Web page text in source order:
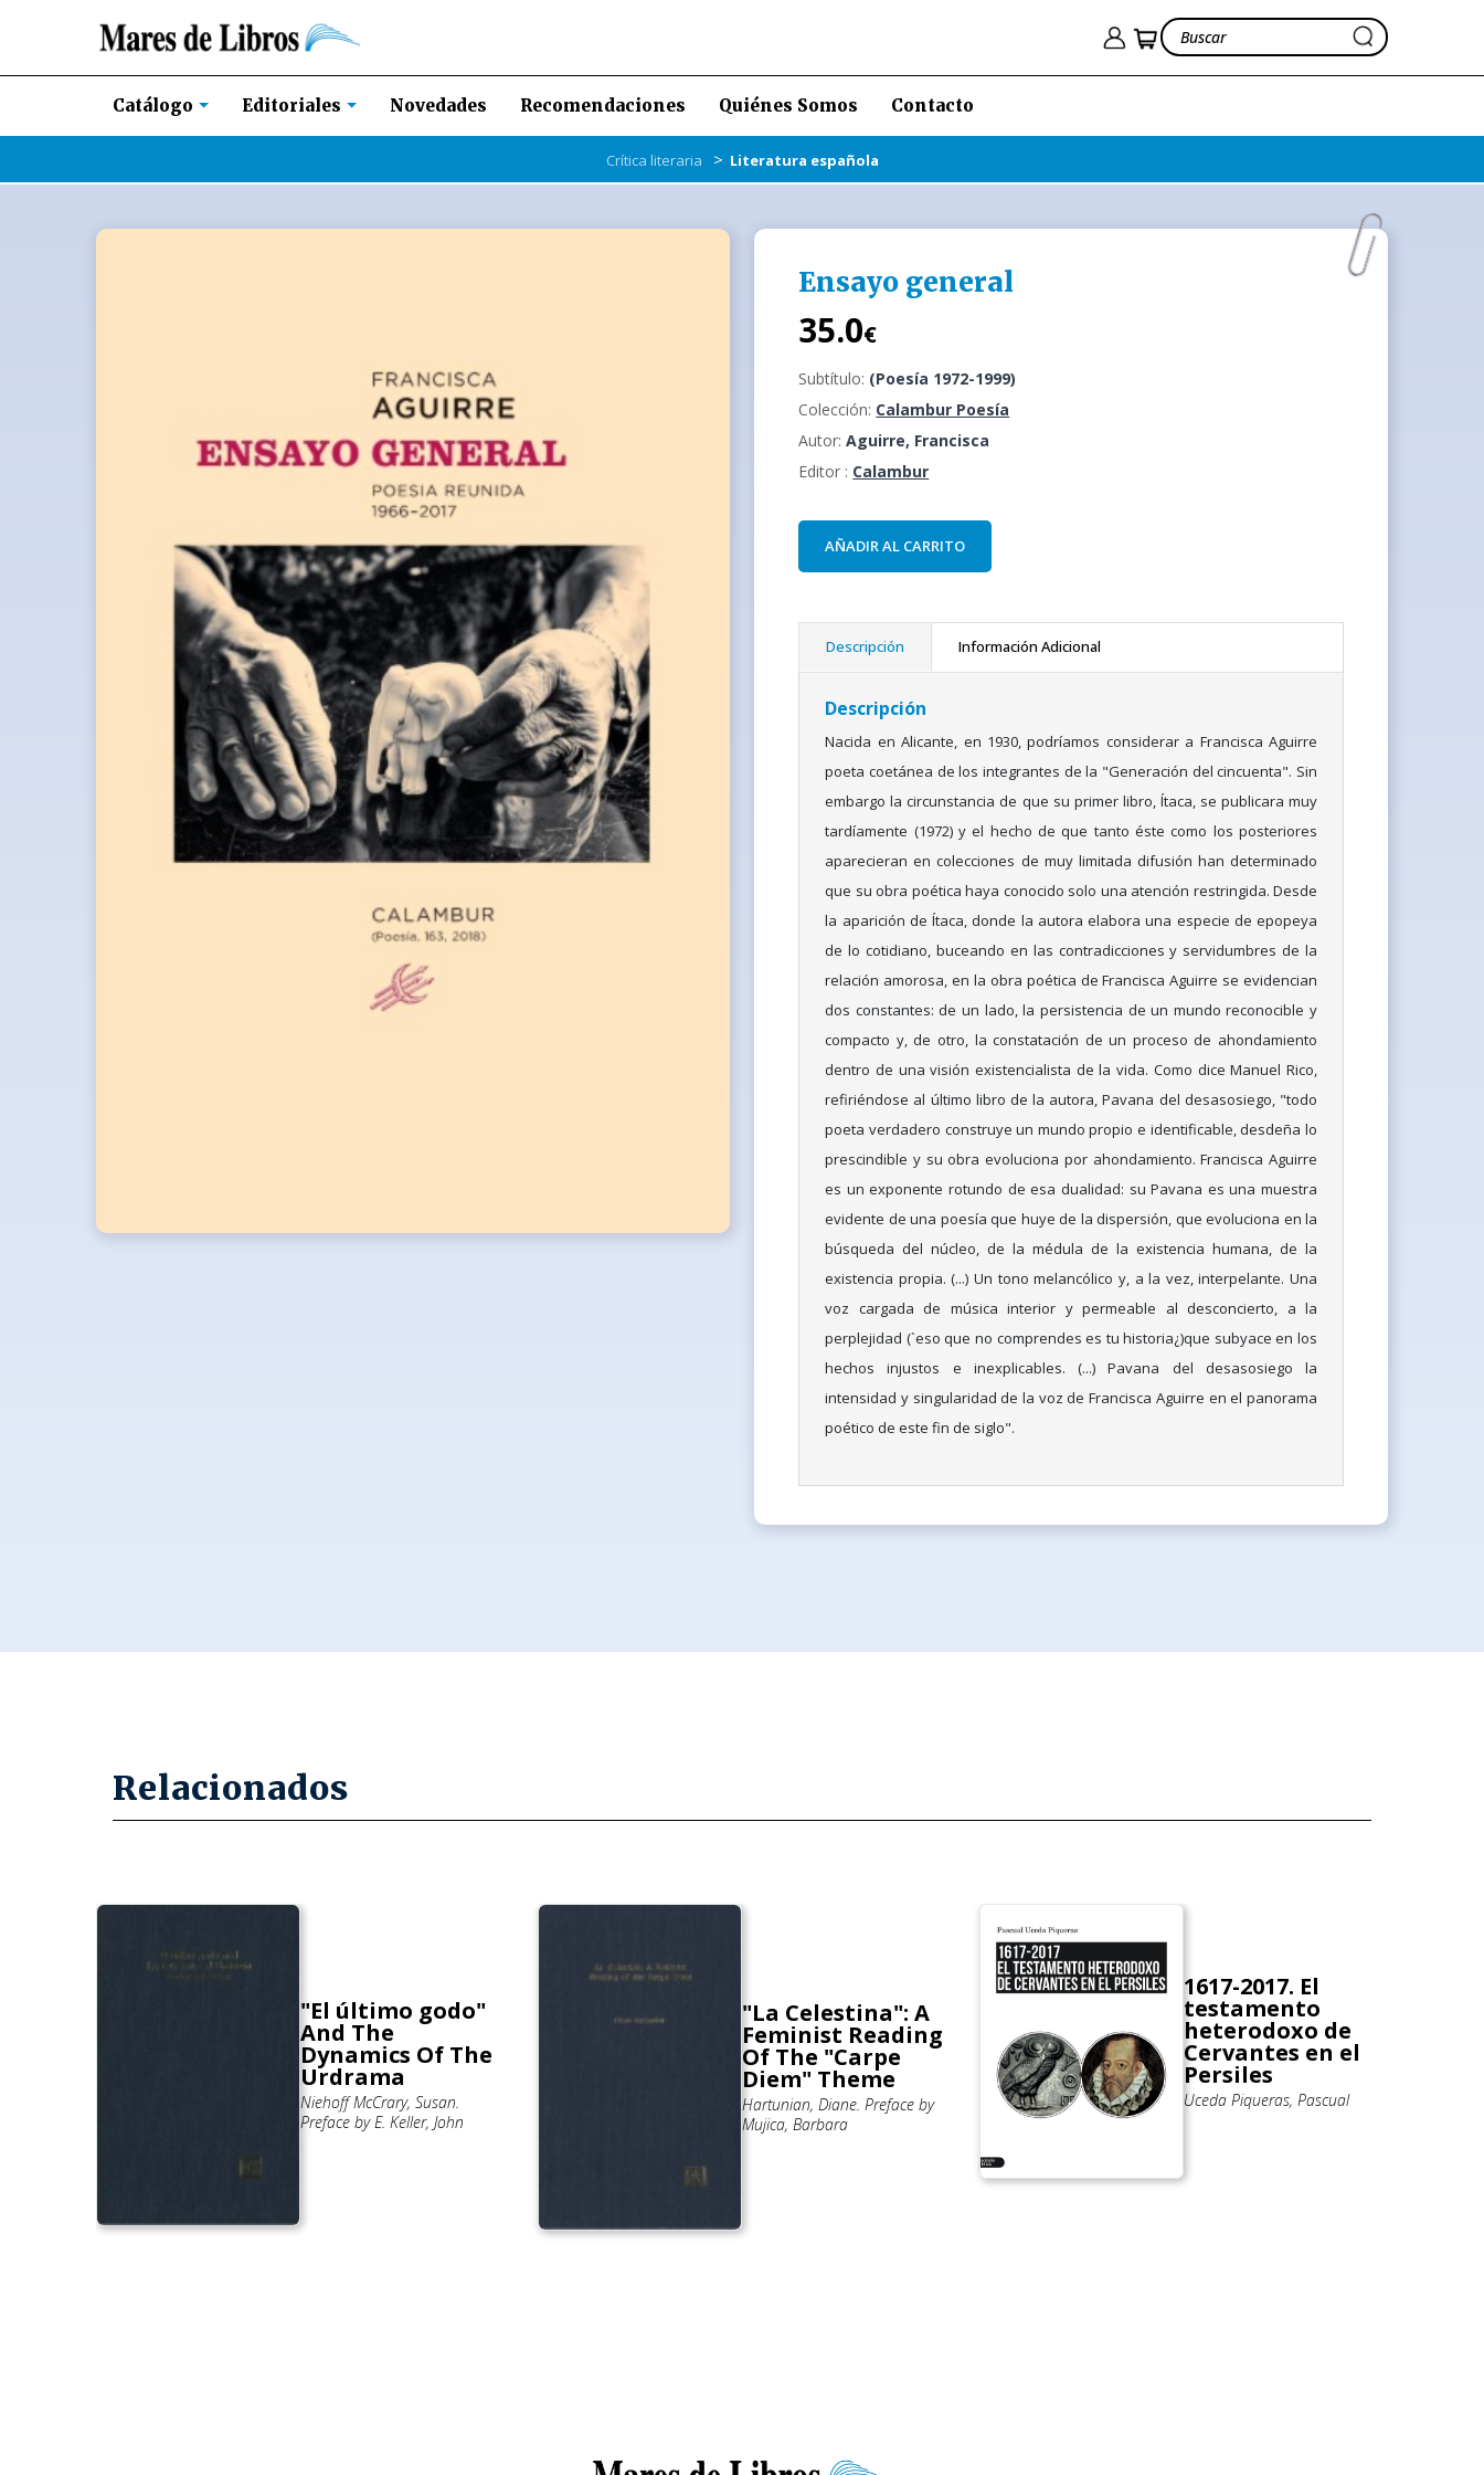
Catálogo Editoriales Novedades Recomendaciones Quiénes Somos Contacto
Crítica literaria > Literatura española
Ensayo general
35.0€
Subtítulo: (Poesía 1972-1999)
Colección: Calambur Poesía
Autor:Aguirre, Francisca
Editor : Calambur
AÑADIR AL CARRITO
Descripción Información Adicional
Descripción
Nacida en Alicante, en 1930, podríamos considerar a Francisca Aguirre
poeta coetánea de los integrantes de la "Generación del cincuenta". Sin
embargo la circunstancia de que su primer libro, Ítaca, se publicara muy
tardíamente (1972) y el hecho de que tanto éste como los posteriores
aparecieran en colecciones de muy limitada difusión han determinado
que su obra poética haya conocido solo una atención restringida. Desde
la aparición de Ítaca, donde la autora elabora una especie de epopeya
de lo cotidiano, buceando en las contradicciones y servidumbres de la
relación amorosa, en la obra poética de Francisca Aguirre se evidencian
dos constantes: de un lado, la persistencia de un mundo reconocible y
compacto y, de otro, la constatación de un proceso de ahondamiento
dentro de una visión existencialista de la vida. Como dice Manuel Rico,
refiriéndose al último libro de la autora, Pavana del desasosiego, "todo
poeta verdadero construye un mundo propio e identificable, desdeña lo
prescindible y su obra evoluciona por ahondamiento. Francisca Aguirre
es un exponente rotundo de esa dualidad: su Pavana es una muestra
evidente de una poesía que huye de la dispersión, que evoluciona en la
búsqueda del núcleo, de la médula de la existencia humana, de la
existencia propia. (...) Un tono melancólico y, a la vez, interpelante. Una
voz cargada de música interior y permeable al desconcierto, a la
perplejidad (`eso que no comprendes es tu historia¿)que subyace en los
hechos injustos e inexplicables. (...) Pavana del desasosiego la
intensidad y singularidad de la voz de Francisca Aguirre en el panorama
poético de este fin de siglo".
Relacionados
"El último godo"
And The
Dynamics Of The
Urdrama
Niehoff McCrary, Susan.
Preface by E. Keller, John
"La Celestina": A
Feminist Reading
Of The "Carpe
Diem" Theme
Hartunian, Diane. Preface by
Mujica, Barbara
1617-2017. El
testamento
heterodoxo de
Cervantes en el
Persiles
Uceda Piqueras, Pascual